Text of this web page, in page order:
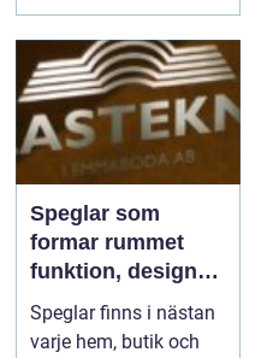
Speglar som
formar rummet
funktion, design
och smarta val
Speglar finns i nästan
varje hem, butik och